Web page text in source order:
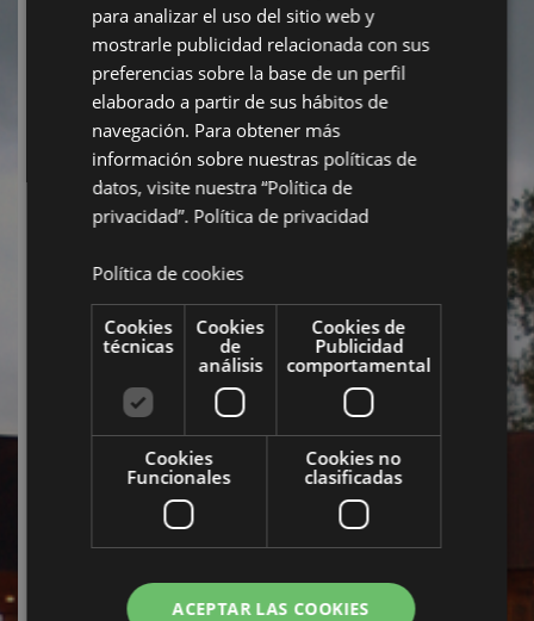
SUSCRÍBETE A NUESTRA
NEWSLETTER
para analizar el uso del sitio web y
mostrarle publicidad relacionada con sus
preferencias sobre la base de un perfil
elaborado a partir de sus hábitos de
navegación. Para obtener más
información sobre nuestras políticas de
datos, visite nuestra “Política de
privacidad”. Política de privacidad
Política de cookies
Cookies
técnicas
Cookies
de
análisis
Cookies de
Publicidad
comportamental
Cookies
Funcionales
Cookies no
clasificadas
ACEPTAR LAS COOKIES